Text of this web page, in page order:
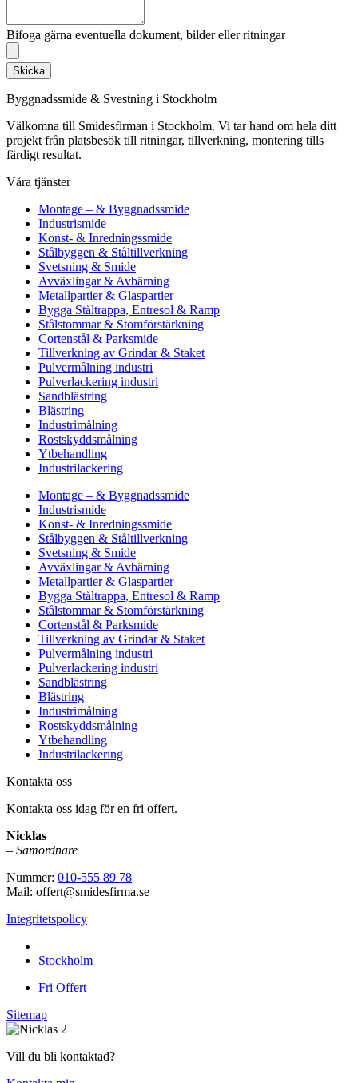
Bifoga gärna eventuella dokument, bilder eller ritningar
Skicka
Byggnadssmide & Svestning i Stockholm
Välkomna till Smidesfirman i Stockholm. Vi tar hand om hela ditt
projekt från platsbesök till ritningar, tillverkning, montering tills
färdigt resultat.
Våra tjänster
Montage – & Byggnadssmide
Industrismide
Konst- & Inredningssmide
Stålbyggen & Ståltillverkning
Svetsning & Smide
Avväxlingar & Avbärning
Metallpartier & Glaspartier
Bygga Ståltrappa, Entresol & Ramp
Stålstommar & Stomförstärkning
Cortenstål & Parksmide
Tillverkning av Grindar & Staket
Pulvermålning industri
Pulverlackering industri
Sandblästring
Blästring
Industrimålning
Rostskyddsmålning
Ytbehandling
Industrilackering
Montage – & Byggnadssmide
Industrismide
Konst- & Inredningssmide
Stålbyggen & Ståltillverkning
Svetsning & Smide
Avväxlingar & Avbärning
Metallpartier & Glaspartier
Bygga Ståltrappa, Entresol & Ramp
Stålstommar & Stomförstärkning
Cortenstål & Parksmide
Tillverkning av Grindar & Staket
Pulvermålning industri
Pulverlackering industri
Sandblästring
Blästring
Industrimålning
Rostskyddsmålning
Ytbehandling
Industrilackering
Kontakta oss
Kontakta oss idag för en fri offert.
Nicklas
– Samordnare
Nummer: 010-555 89 78
Mail: offert@smidesfirma.se
Integritetspolicy
Stockholm
Fri Offert
Sitemap
Vill du bli kontaktad?